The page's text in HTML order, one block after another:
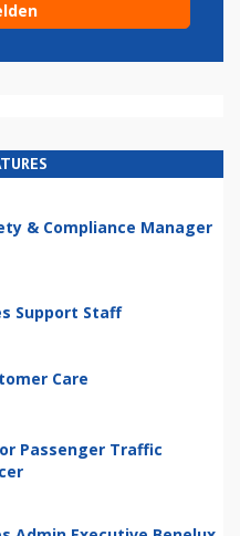
& Compliance Manager
Support Staff
Care
Passenger Traffic